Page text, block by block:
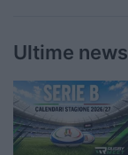
Ultime news